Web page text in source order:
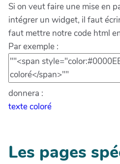
Si on veut faire une mise en
intégrer un widget, il faut
faut mettre notre code html
Par exemple :
donnera :
texte coloré
Les pages